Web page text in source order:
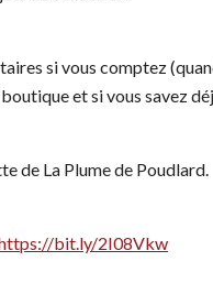
si vous comptez
et si vous savez
de La Plume de Poudlard.
bit.ly/2I08Vkw